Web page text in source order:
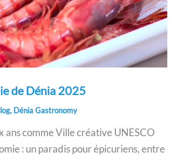
de Dénia 2025
, Dénia Gastronomy
ans comme Ville créative UNESCO
: un paradis pour épicuriens, entre